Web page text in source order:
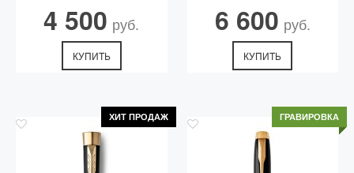
4 500 руб.
КУПИТЬ
6 600 руб.
КУПИТЬ
ХИТ ПРОДАЖ ГРАВИРОВКА